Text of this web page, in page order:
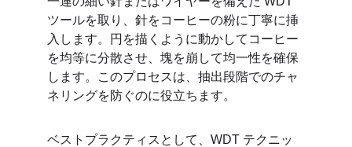
ツールを取り、針をコーヒーの粉に丁寧に挿
入します。円を描くように動かしてコーヒー
を均等に分散させ、塊を崩して均一性を確保
します。このプロセスは、抽出段階でのチャ
ネリングを防ぐのに役立ちます。
ベストプラクティスとして、WDT テクニッ